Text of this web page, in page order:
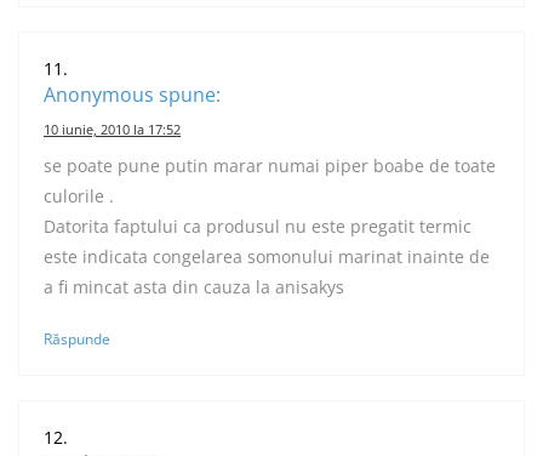
Anonymous spune:
10 iunie, 2010 la 17:52
se poate pune putin marar numai piper boabe de toate
culorile .
Datorita faptului ca produsul nu este pregatit termic
este indicata congelarea somonului marinat inainte de
a fi mincat asta din cauza la anisakys
Răspunde